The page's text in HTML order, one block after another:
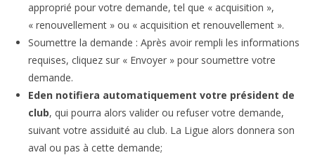
approprié pour votre demande, tel que « acquisition »,
« renouvellement » ou « acquisition et renouvellement ».
Soumettre la demande : Après avoir rempli les informations
requises, cliquez sur « Envoyer » pour soumettre votre
demande.
Eden notifiera automatiquement votre président de
club, qui pourra alors valider ou refuser votre demande,
suivant votre assiduité au club. La Ligue alors donnera son
aval ou pas à cette demande;